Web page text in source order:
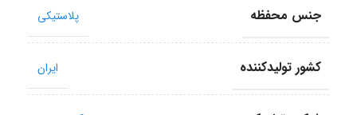
جنس محفظه پلاستیکی
کشور تولید‎کننده ایران